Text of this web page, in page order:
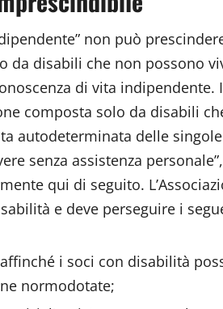
non può
da disabili che non possono
di vita
composta solo da disabili
autodeterminata delle
senza assistenza
qui di seguito.
e deve perseguire i
i soci con disabilità
normodotate;